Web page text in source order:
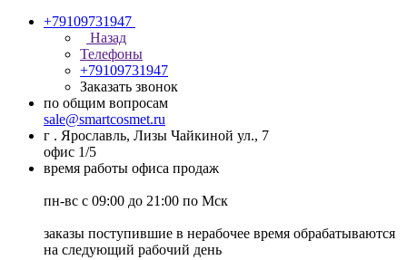
+79109731947
Назад
Телефоны
+79109731947
Заказать звонок
по общим вопросам
sale@smartcosmet.ru
г . Ярославль, Лизы Чайкиной ул., 7
офис 1/5
время работы офиса продаж
пн-вс с 09:00 до 21:00 по Мск
заказы поступившие в нерабочее время обрабатываются
на следующий рабочий день